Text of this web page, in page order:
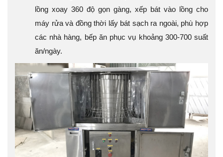
lồng xoay 360 độ gọn gàng, xếp bát vào lồng cho
máy rửa và đồng thời lấy bát sạch ra ngoài, phù hợp
các nhà hàng, bếp ăn phục vụ khoảng 300-700 suất
ăn/ngày.